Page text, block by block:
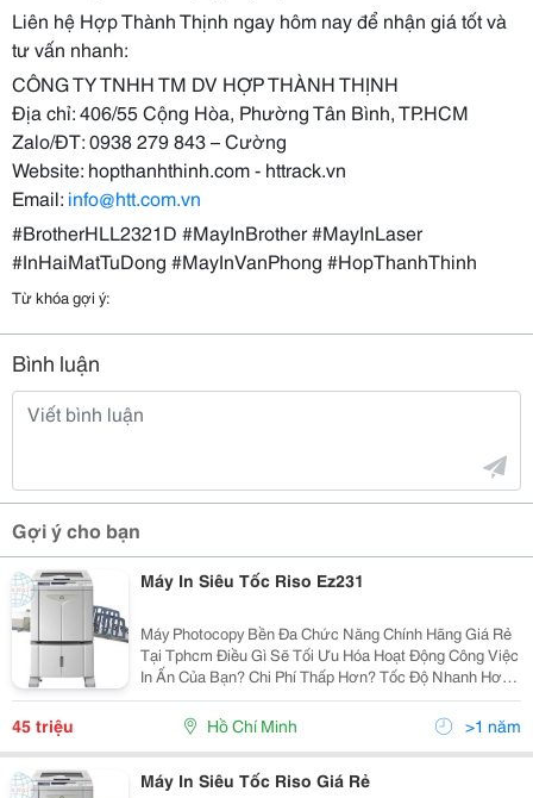
Liên hệ Hợp Thành Thịnh ngay hôm nay để nhận giá tốt và
tư vấn nhanh:
CÔNG TY TNHH TM DV HỢP THÀNH THỊNH
Địa chỉ: 406/55 Cộng Hòa, Phường Tân Bình, TP.HCM
Zalo/ĐT: 0938 279 843 – Cường
Website: hopthanhthinh.com - httrack.vn
Email: info@htt.com.vn
#BrotherHLL2321D #MayInBrother #MayInLaser
#InHaiMatTuDong #MayInVanPhong #HopThanhThinh
Từ khóa gợi ý:
Bình luận
Gợi ý cho bạn
Máy In Siêu Tốc Riso Ez231
Máy Photocopy Bền Đa Chức Năng Chính Hãng Giá Rẻ
Tại Tphcm Điều Gì Sẽ Tối Ưu Hóa Hoạt Động Công Việc
In Ấn Của Bạn? Chi Phí Thấp Hơn? Tốc Độ Nhanh Hơn?
Chất Lượng Hình Ảnh Cao Hơn? Dòng Riso Ez Sao
Chép Kỹ Thuật Số Cung Cấp Chi Phí Vận...
45 triệu Hồ Chí Minh >1 năm
Máy In Siêu Tốc Riso Giá Rẻ